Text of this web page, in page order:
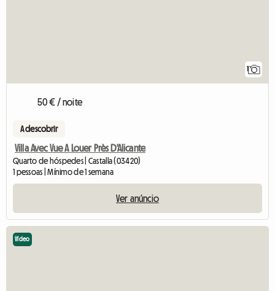
1
50 € / noite
A descobrir
Villa Avec Vue A Louer Près D'Alicante
Quarto de hóspedes | Castalla (03420)
1 pessoas | Mínimo de 1 semana
Ver anúncio
Vídeo